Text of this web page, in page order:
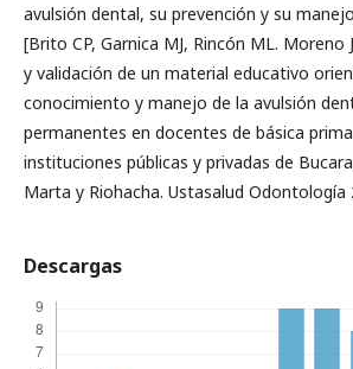
avulsión dental, su prevención y su
[Brito CP, Garnica MJ, Rincón ML. Moreno
y validación de un material educativo
conocimiento y manejo de la avulsión
permanentes en docentes de básica
instituciones públicas y privadas de
Marta y Riohacha. Ustasalud Odontología
Descargas